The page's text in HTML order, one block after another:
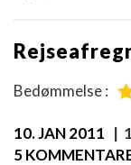
Bedømmelse :
10. JAN 2011 |
5